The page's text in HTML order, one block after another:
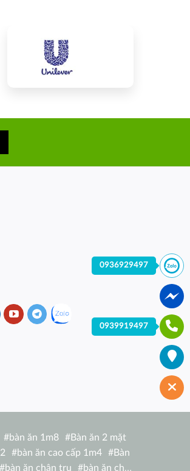
#bàn ăn 1m8 #Bàn ăn 2 mặt
#bàn ăn cao cấp 1m4 #Bàn
#bàn ăn chân trụ #bàn ăn chữ
0936929497
0939919497